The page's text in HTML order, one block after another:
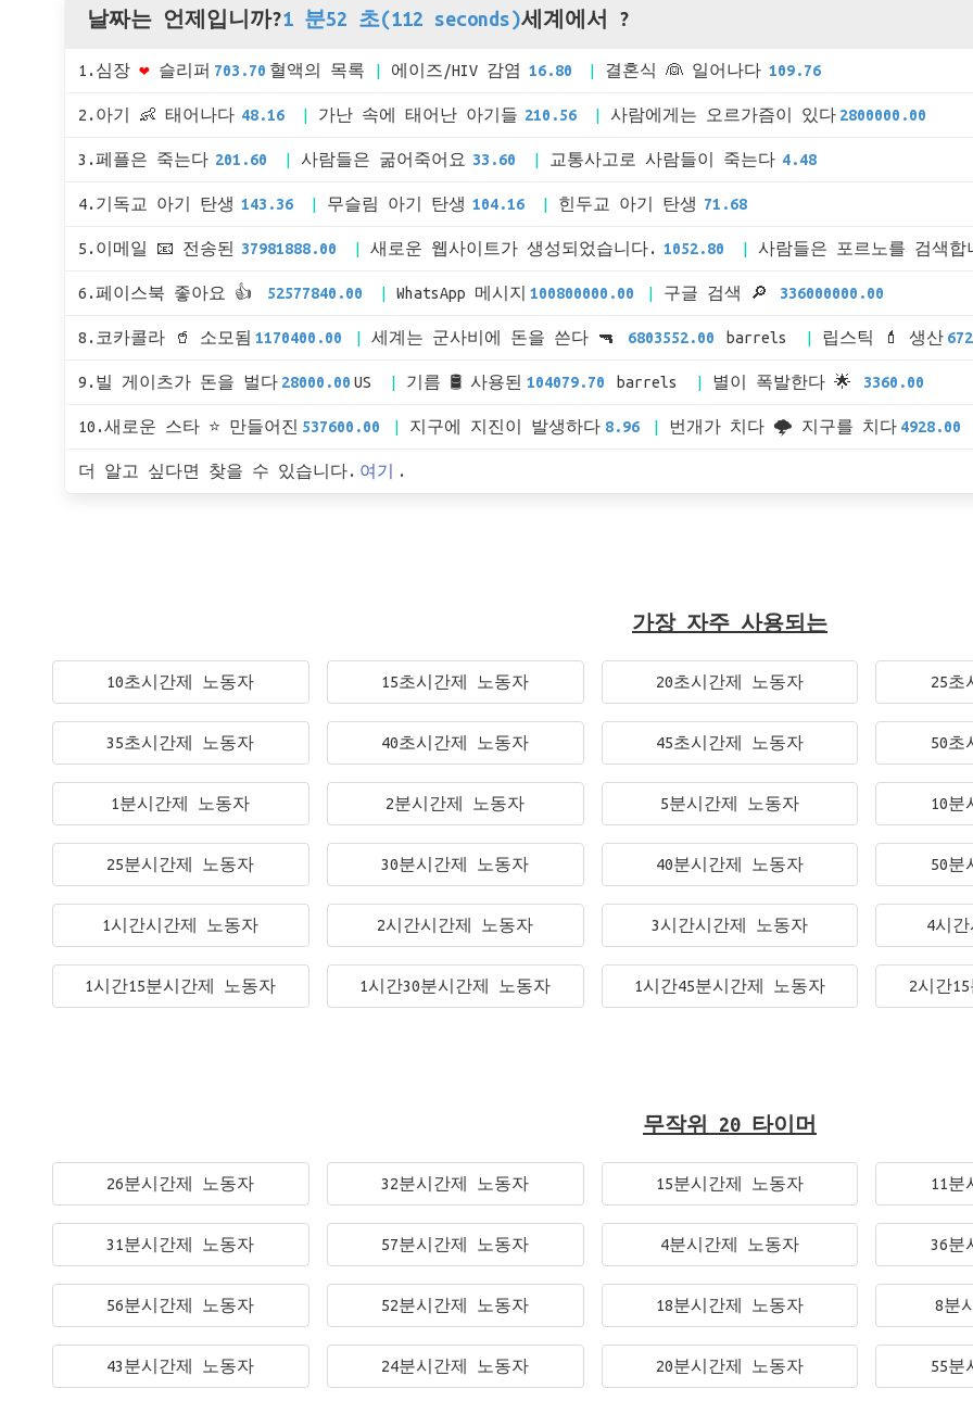
날짜는 언제입니까?1 분52 초(112 seconds)세계에서 ?
1.심장 ❤ 슬리퍼 703.70 혈액의 목록 에이즈/HIV 감염 16.80 결혼식 👰 일어나다 109.76
2.아기 👶 태어나다 48.16 가난 속에 태어난 아기들 210.56 사람에게는 오르가즘이 있다 2800000.00
3.페플은 죽는다 201.60 사람들은 굶어죽어요 33.60 교통사고로 사람들이 죽는다 4.48
4.기독교 아기 탄생 143.36 무슬림 아기 탄생 104.16 힌두교 아기 탄생 71.68
5.이메일 📧 전송된 37981888.00 새로운 웹사이트가 생성되었습니다. 1052.80 사람들은 포르노를 검색합
6.페이스북 좋아요 👍 52577840.00 WhatsApp 메시지 100800000.00 구글 검색 🔎 336000000.00
8.코카콜라 🥤 소모됨 1170400.00 세계는 군사비에 돈을 쓴다 🔫 6803552.00 barrels 립스틱 💄 생산
9.빌 게이츠가 돈을 벌다 28000.00 US 기름 🛢 사용된 104079.70 barrels 별이 폭발한다 🌟 3360.00
10.새로운 스타 ⭐ 만들어진 537600.00 지구에 지진이 발생하다 8.96 번개가 치다 🌩 지구를 치다 4928.00
더 알고 싶다면 찾을 수 있습니다. 여기 .
가장 자주 사용되는
10초시간제 노동자 15초시간제 노동자 20초시간제 노동자 25초
35초시간제 노동자 40초시간제 노동자 45초시간제 노동자 50초
1분시간제 노동자 2분시간제 노동자 5분시간제 노동자 10분
25분시간제 노동자 30분시간제 노동자 40분시간제 노동자 50분
1시간시간제 노동자 2시간시간제 노동자 3시간시간제 노동자 4시
1시간15분시간제 노동자 1시간30분시간제 노동자 1시간45분시간제 노동자 2시간
무작위 20 타이머
26분시간제 노동자 32분시간제 노동자 15분시간제 노동자 11분
31분시간제 노동자 57분시간제 노동자 4분시간제 노동자 36분
56분시간제 노동자 52분시간제 노동자 18분시간제 노동자 8분
43분시간제 노동자 24분시간제 노동자 20분시간제 노동자 55분